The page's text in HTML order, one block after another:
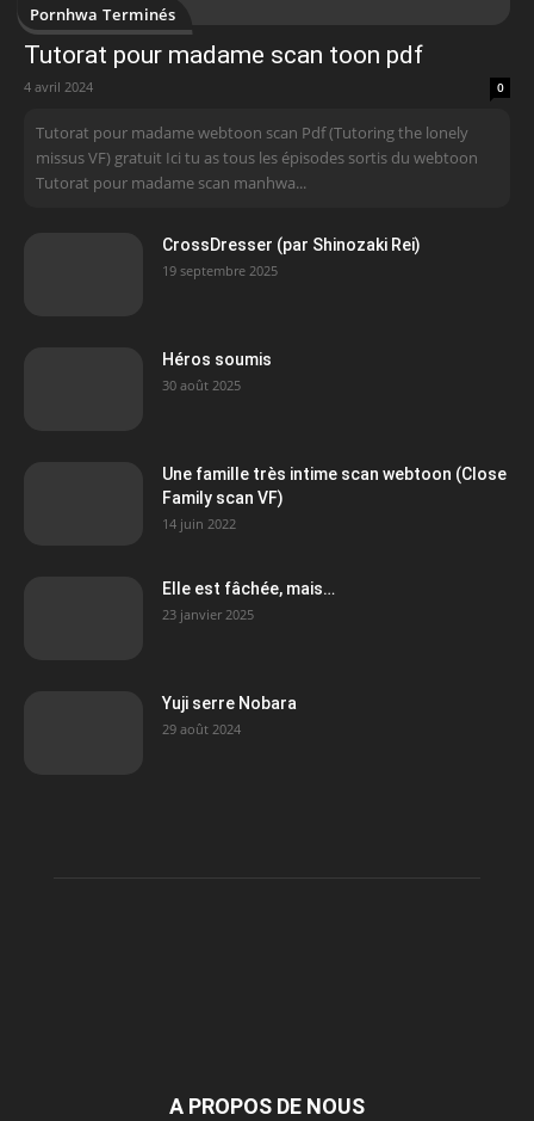
Pornhwa Terminés
Tutorat pour madame scan toon pdf
4 avril 2024 0
Tutorat pour madame webtoon scan Pdf (Tutoring the lonely
missus VF) gratuit Ici tu as tous les épisodes sortis du webtoon
Tutorat pour madame scan manhwa...
CrossDresser (par Shinozaki Rei)
19 septembre 2025
Héros soumis
30 août 2025
Une famille très intime scan webtoon (Close
Family scan VF)
14 juin 2022
Elle est fâchée, mais…
23 janvier 2025
Yuji serre Nobara
29 août 2024
A PROPOS DE NOUS